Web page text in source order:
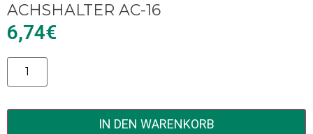
ACHSHALTER AC-16
6,74€
Alternative:
IN DEN WARENKORB